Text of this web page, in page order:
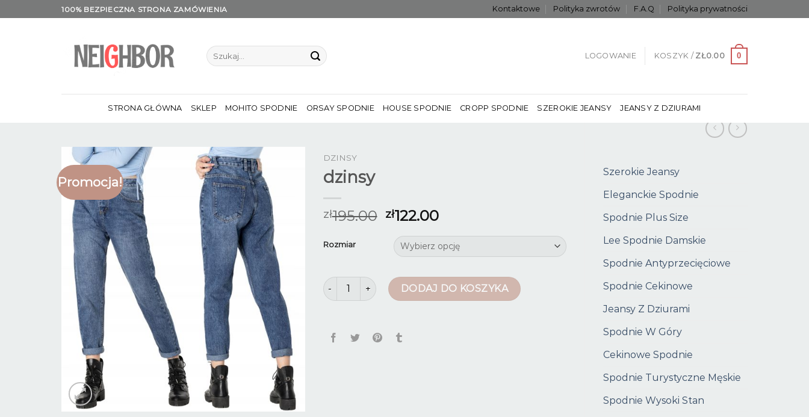
to
100% BEZPIECZNA STRONA ZAMÓWIENIA Kontaktowe Polityka zwrotów F.A.Q Polityka prywatności
Szukaj:
LOGOWANIE KOSZYK / ZŁ0.00 0
STRONA GŁÓWNA SKLEP MOHITO SPODNIE ORSAY SPODNIE HOUSE SPODNIE CROPP SPODNIE SZEROKIE JEANSY JEANSY Z DZIURAMI
Szerokie Jeansy
Eleganckie Spodnie
Spodnie Plus Size
Lee Spodnie Damskie
Spodnie Antyprzecięciowe
Spodnie Cekinowe
Jeansy Z Dziurami
Spodnie W Góry
Cekinowe Spodnie
Spodnie Turystyczne Męskie
Spodnie Wysoki Stan
Promocja!
DZINSY
dzinsy
zł195.00 zł122.00
Rozmiar
ilość dzinsy DODAJ DO KOSZYKA